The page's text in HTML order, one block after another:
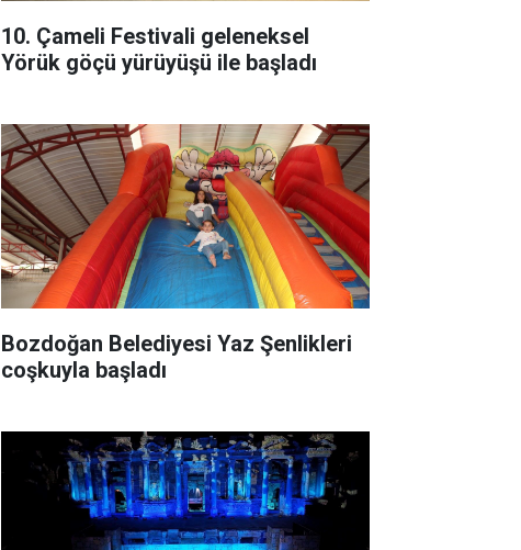
10. Çameli Festivali geleneksel
Yörük göçü yürüyüşü ile başladı
Bozdoğan Belediyesi Yaz Şenlikleri
coşkuyla başladı